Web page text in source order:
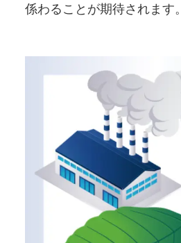
係わることが期待されます。